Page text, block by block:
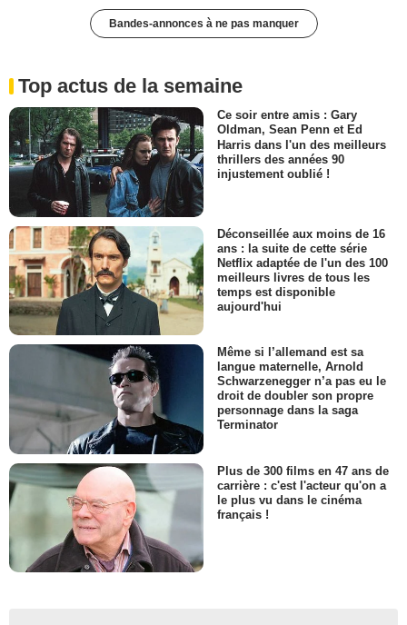
Bandes-annonces à ne pas manquer
Top actus de la semaine
Ce soir entre amis : Gary
Oldman, Sean Penn et Ed
Harris dans l'un des meilleurs
thrillers des années 90
injustement oublié !
Déconseillée aux moins de 16
ans : la suite de cette série
Netflix adaptée de l'un des 100
meilleurs livres de tous les
temps est disponible
aujourd'hui
Même si l’allemand est sa
langue maternelle, Arnold
Schwarzenegger n’a pas eu le
droit de doubler son propre
personnage dans la saga
Terminator
Plus de 300 films en 47 ans de
carrière : c'est l'acteur qu'on a
le plus vu dans le cinéma
français !